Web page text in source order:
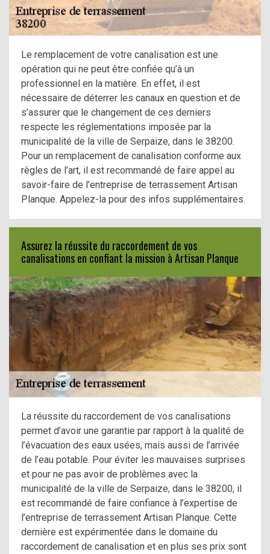
Le remplacement de votre canalisation est une
opération qui ne peut être confiée qu’à un
professionnel en la matière. En effet, il est
nécessaire de déterrer les canaux en question et de
s’assurer que le changement de ces derniers
respecte les réglementations imposée par la
municipalité de la ville de Serpaize, dans le 38200.
Pour un remplacement de canalisation conforme aux
règles de l’art, il est recommandé de faire appel au
savoir-faire de l’entreprise de terrassement Artisan
Planque. Appelez-la pour des infos supplémentaires.
Assurez la réussite du raccordement de vos
canalisations en confiant la mission à Artisan Planque
La réussite du raccordement de vos canalisations
permet d’avoir une garantie par rapport à la qualité de
l’évacuation des eaux usées, mais aussi de l’arrivée
de l’eau potable. Pour éviter les mauvaises surprises
et pour ne pas avoir de problèmes avec la
municipalité de la ville de Serpaize, dans le 38200, il
est recommandé de faire confiance à l’expertise de
l’entreprise de terrassement Artisan Planque. Cette
dernière est expérimentée dans le domaine du
raccordement de canalisation et en plus ses prix sont